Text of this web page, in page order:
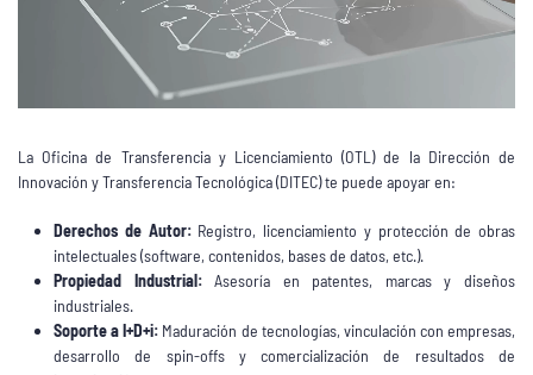
La Oficina de Transferencia y Licenciamiento (OTL) de la Dirección de
Innovación y Transferencia Tecnológica (DITEC) te puede apoyar en:
Derechos de Autor: Registro, licenciamiento y protección de obras
intelectuales (software, contenidos, bases de datos, etc.).
Propiedad Industrial:Asesoría en patentes, marcas y diseños
industriales.
Soporte a I+D+i: Maduración de tecnologías, vinculación con empresas,
desarrollo de spin-offs y comercialización de resultados de